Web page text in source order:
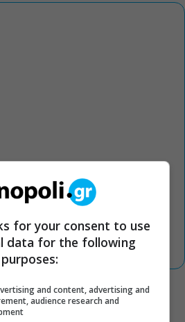
αλλάζουν την αντίληψη για
for your consent to use
data for the following
purposes:
and content, advertising and
audience research and